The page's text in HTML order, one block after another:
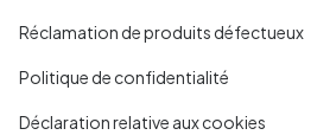
Réclamation de produits défectueux
Politique de confidentialité
Déclaration relative aux cookies